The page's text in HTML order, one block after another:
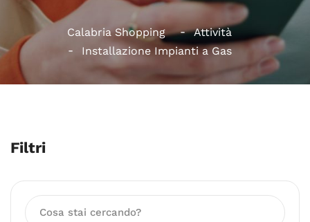
Calabria Shopping
Attività
Installazione Impianti a Gas
Filtri